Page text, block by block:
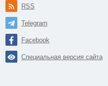
RSS
Telegram
Facebook
Специальная версия сайта